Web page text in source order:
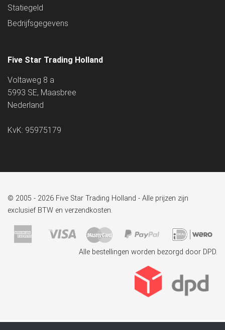
Statiegeld
Bedrijfsgegevens
Five Star Trading Holland
Voltaweg 8 a
5993 SE, Maasbree
Nederland
KvK: 95975179
© 2005 - 2026 Five Star Trading Holland - Alle prijzen zijn
exclusief BTW en verzendkosten.
Alle bestellingen worden bezorgd door DPD.